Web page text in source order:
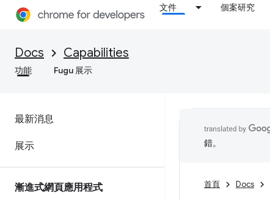
文件 個案研究
Docs Capabilities
功能 Fugu 展示
最新消息
展示
漸進式網頁應用程式
錯。
首頁 Docs